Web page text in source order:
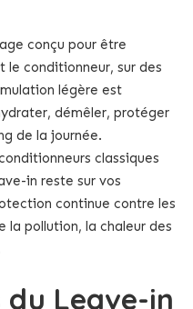
conçu pour être
le conditionneur, sur des
légère est
démêler, protéger
de la journée.
classiques
in reste sur vos
continue contre les
la pollution, la chaleur des
du Leave-in